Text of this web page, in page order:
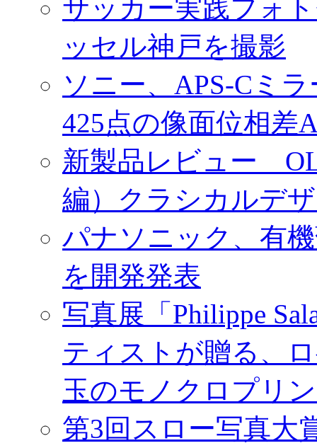
サッカー実践フォ
ッセル神戸を撮影
ソニー、APS-Cミ
425点の像面位相
新製品レビュー
編）クラシカルデ
パナソニック、有
を開発発表
写真展「Philippe
ティストが贈る、
玉のモノクロプリ
第3回スロー写真